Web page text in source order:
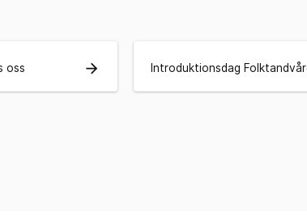
oss arrow_forward Introduktionsdag